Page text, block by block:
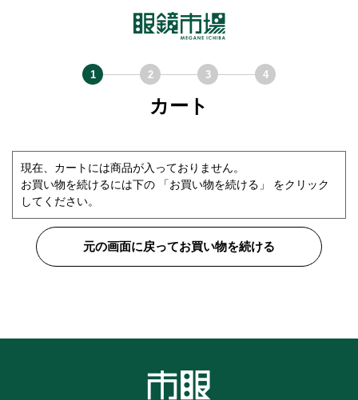
カート
現在、カートには商品が入っておりません。
お買い物を続けるには下の 「お買い物を続ける」 をクリック
してください。
元の画面に戻ってお買い物を続ける